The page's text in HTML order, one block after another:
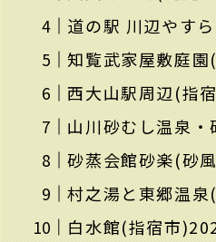
道の駅 川辺やす
知覧武家屋敷庭
西大山駅周辺(指
山川砂むし温泉
砂蒸会館砂楽(砂
村之湯と東郷温
白水館(指宿市